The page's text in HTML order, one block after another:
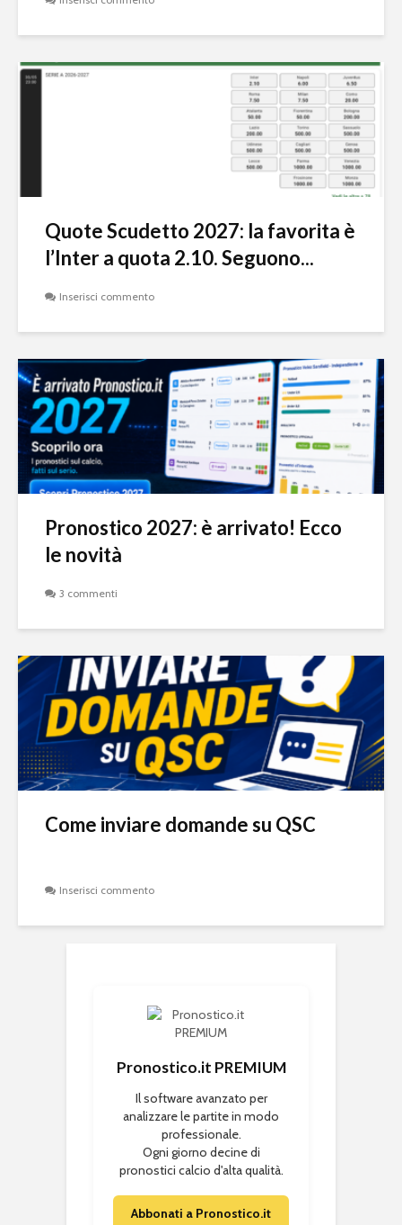
Quote Scudetto 2027: la favorita è
l’Inter a quota 2.10. Seguono...
Inserisci commento
Pronostico 2027: è arrivato! Ecco
le novità
3 commenti
Come inviare domande su QSC
Inserisci commento
Pronostico.it PREMIUM
Il software avanzato per
analizzare le partite in modo
professionale.
Ogni giorno decine di
pronostici calcio d'alta qualità.
Abbonati a Pronostico.it